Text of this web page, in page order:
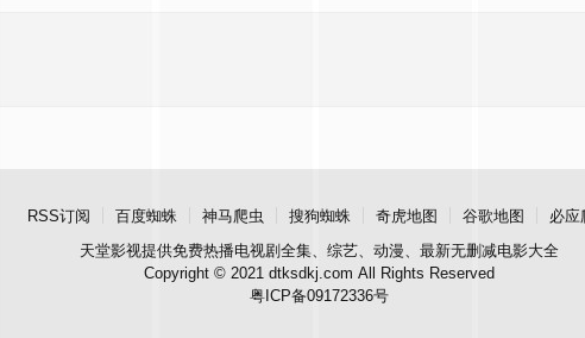
RSS订阅 百度蜘蛛 神马爬虫 搜狗蜘蛛 奇虎地图 谷歌地图
必应
天堂影视提供免费热播电视剧全集、综艺、动漫、最新无删减电影大全
Copyright © 2021 dtksdkj.com All Rights Reserved
粤ICP备09172336号